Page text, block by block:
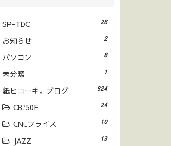
SP-TDC 26
お知らせ 2
パソコン 8
未分類 1
紙ヒコーキ。ブログ 824
CB750F 24
CNCフライス 10
JAZZ 13